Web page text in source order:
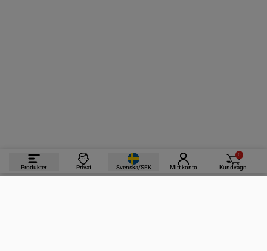
Produkter Privat Svenska/SEK Mitt konto
0
Kundvagn